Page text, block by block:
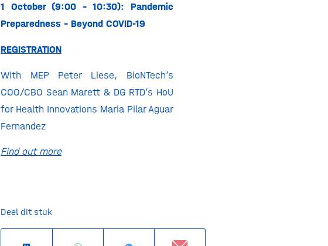
1 October (9:00 – 10:30): Pandemic
Preparedness – Beyond COVID-19
REGISTRATION
With MEP Peter Liese, BioNTech’s
COO/CBO Sean Marett & DG RTD’s HoU
for Health Innovations Maria Pilar Aguar
Fernandez
Find out more
Deel dit stuk